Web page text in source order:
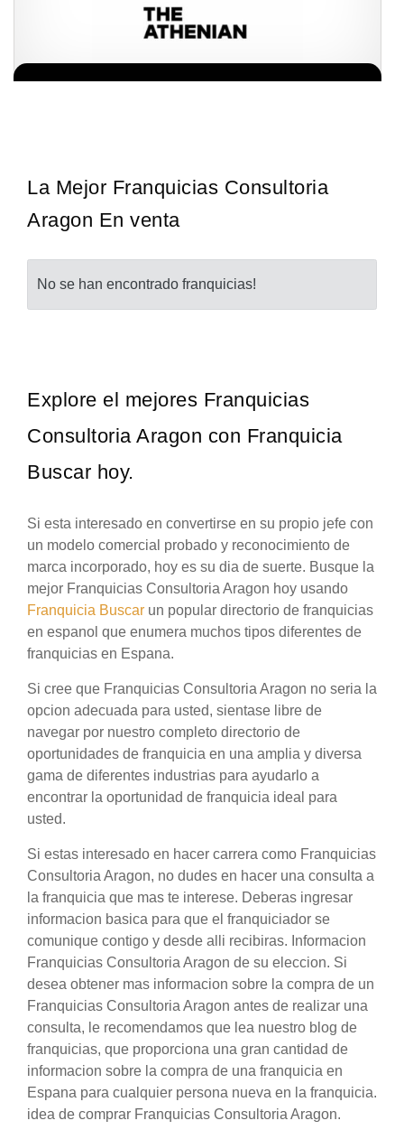
La Mejor Franquicias Consultoria
Aragon En venta
No se han encontrado franquicias!
Explore el mejores Franquicias
Consultoria Aragon con Franquicia
Buscar hoy.
Si esta interesado en convertirse en su propio jefe con
un modelo comercial probado y reconocimiento de
marca incorporado, hoy es su dia de suerte. Busque la
mejor Franquicias Consultoria Aragon hoy usando
Franquicia Buscar un popular directorio de franquicias
en espanol que enumera muchos tipos diferentes de
franquicias en Espana.
Si cree que Franquicias Consultoria Aragon no seria la
opcion adecuada para usted, sientase libre de
navegar por nuestro completo directorio de
oportunidades de franquicia en una amplia y diversa
gama de diferentes industrias para ayudarlo a
encontrar la oportunidad de franquicia ideal para
usted.
Si estas interesado en hacer carrera como Franquicias
Consultoria Aragon, no dudes en hacer una consulta a
la franquicia que mas te interese. Deberas ingresar
informacion basica para que el franquiciador se
comunique contigo y desde alli recibiras. Informacion
Franquicias Consultoria Aragon de su eleccion. Si
desea obtener mas informacion sobre la compra de un
Franquicias Consultoria Aragon antes de realizar una
consulta, le recomendamos que lea nuestro blog de
franquicias, que proporciona una gran cantidad de
informacion sobre la compra de una franquicia en
Espana para cualquier persona nueva en la franquicia.
idea de comprar Franquicias Consultoria Aragon.